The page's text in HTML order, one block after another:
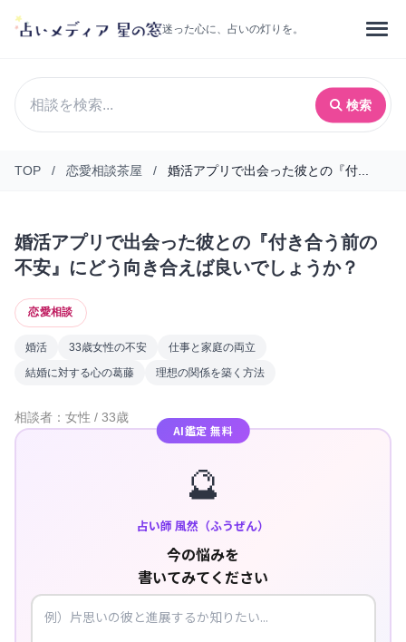
迷った心に、占いの灯りを。
検索
TOP / 恋愛相談茶屋 / 婚活アプリで出会った彼との『付...
婚活アプリで出会った彼との『付き合う前の
不安』にどう向き合えば良いでしょうか？
恋愛相談
婚活 33歳女性の不安
仕事と家庭の両立
結婚に対する心の葛藤
理想の関係を築く方法
相談者：女性 / 33歳
AI鑑定 無料
🔮
占い師 風然（ふうぜん）
今の悩みを
書いてみてください